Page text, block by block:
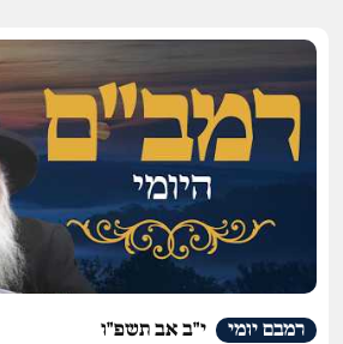
י"ב אב תשפ"ו רמבם יומי